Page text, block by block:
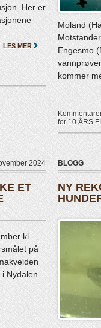
Her er
LES MER
Moland
Engesmo
kommer
for 10 ÅRS
2024
ET
kl
på
i Nydalen.
BLOGG
NY